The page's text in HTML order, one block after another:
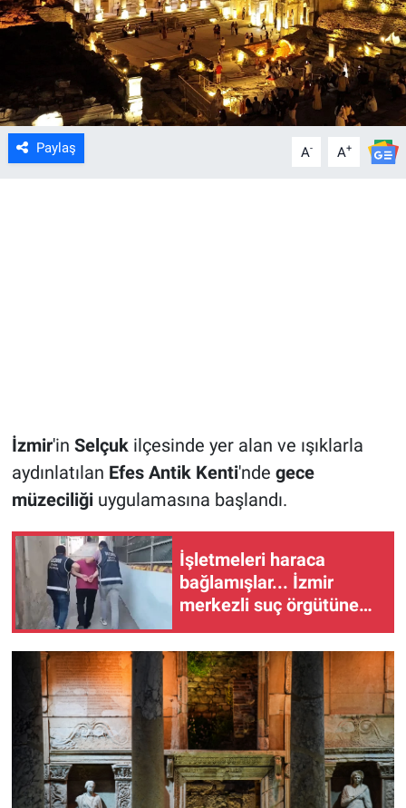
Paylaş A- A+
İzmir'in Selçukilçesinde yer alan ve ışıklarla
aydınlatılan Efes Antik Kenti'nde gece
müzeciliğiuygulamasına başlandı.
İşletmeleri haraca
bağlamışlar... İzmir
merkezli suç örgütüne